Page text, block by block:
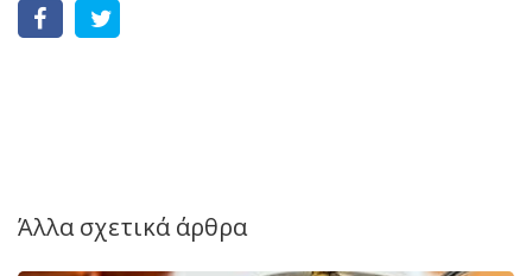
Άλλα σχετικά άρθρα